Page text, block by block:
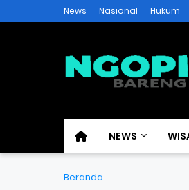
News Nasional Hukum
NEWS
Beranda